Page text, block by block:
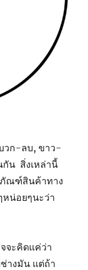
วก-ลบ, ขาว-
กัน สิ่งเหล่านี้
ภัณฑ์สินค้าทาง
น่อยๆนะว่า
จะคิดแค่ว่า
างมัน แต่ถ้า